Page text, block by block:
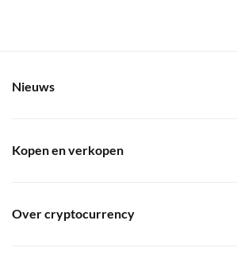
Nieuws
Kopen en verkopen
Over cryptocurrency